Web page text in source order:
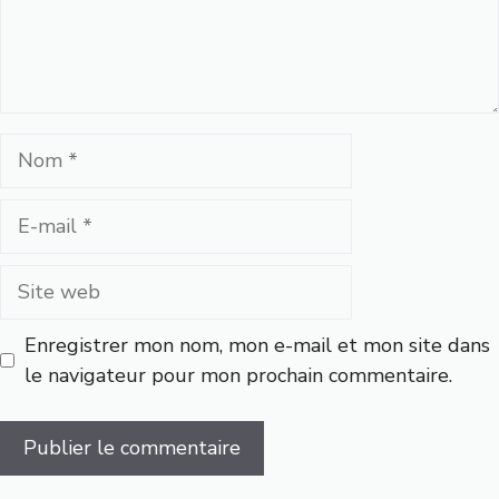
Nom
Site
Enregistrer mon nom, mon e-mail et mon site dans
le navigateur pour mon prochain commentaire.